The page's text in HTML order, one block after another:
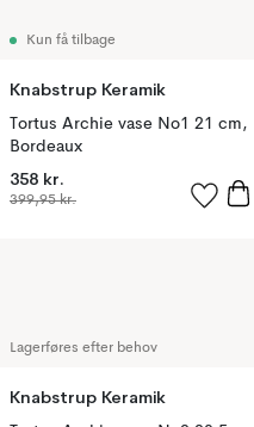
Kun få tilbage
Knabstrup Keramik
Tortus Archie vase No1 21 cm,
Bordeaux
358 kr.
399,95 kr.
Lagerføres efter behov
Knabstrup Keramik